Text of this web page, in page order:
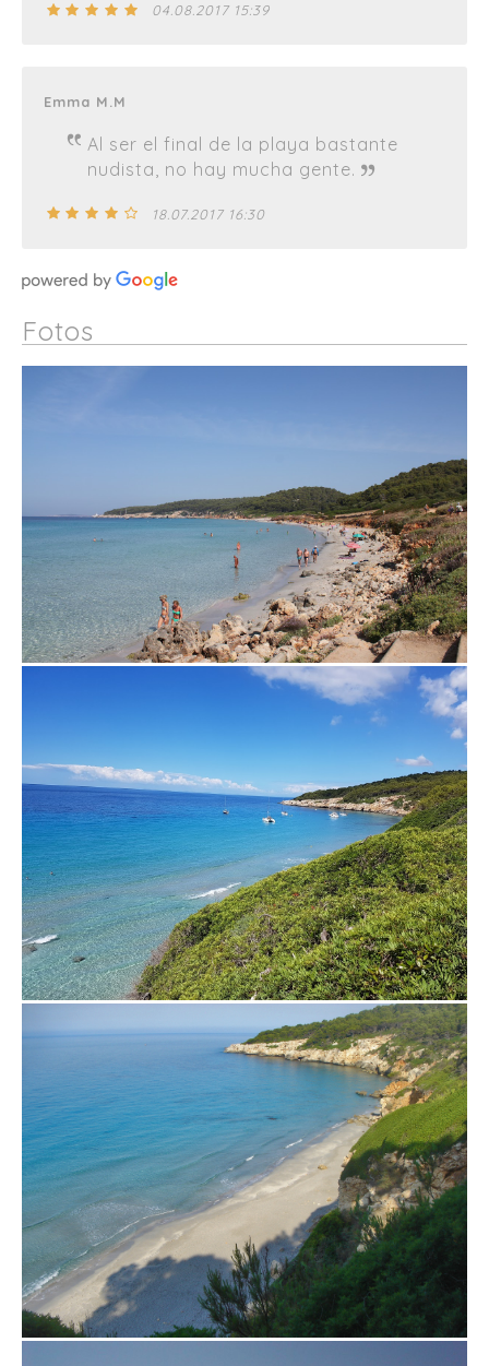
04.08.2017 15:39
Emma M.M
Al ser el final de la playa bastante
nudista, no hay mucha gente.
18.07.2017 16:30
Fotos